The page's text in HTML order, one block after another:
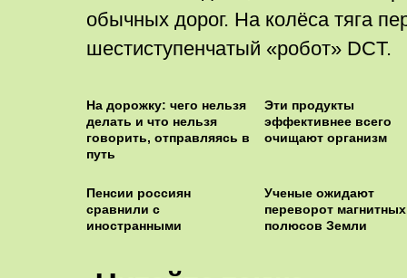
обычных дорог. На колёса тяга
шестиступенчатый «робот» DCT.
На дорожку: чего нельзя
делать и что нельзя
говорить, отправляясь в
путь
Эти продукты
эффективнее всего
очищают организм
Пенсии россиян
сравнили с
иностранными
Ученые ожидают
переворот магнитных
полюсов Земли